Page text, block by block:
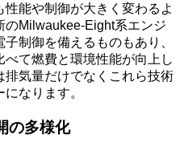
能や制御が大きく変わるよ
のMilwaukee-Eight系エンジ
制御を備えるものもあり、
て燃費と環境性能が向上し
気量だけでなくこれら技術
なります。
の多様化